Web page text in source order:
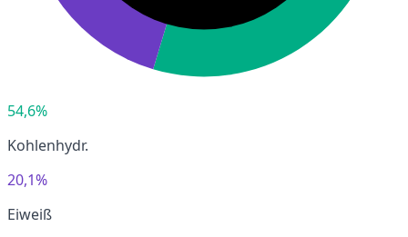
54,6%
Kohlenhydr.
20,1%
Eiweiß